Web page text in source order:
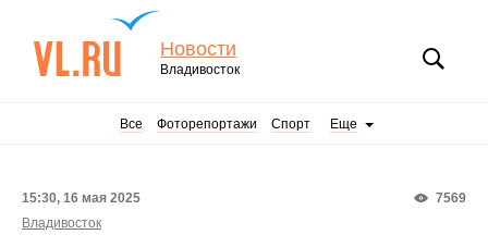
Новости
Владивосток
Все Фоторепортажи Спорт Еще
7569
15:30, 16 мая 2025
Владивосток